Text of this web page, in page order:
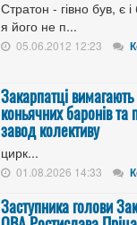
Стратон - гівно був, є
я його не п...
05.06.2012 12:23
Закарпатці
коньячних баронів та
завод колективу
цирк...
01.08.2026 14:33
Заступника голови